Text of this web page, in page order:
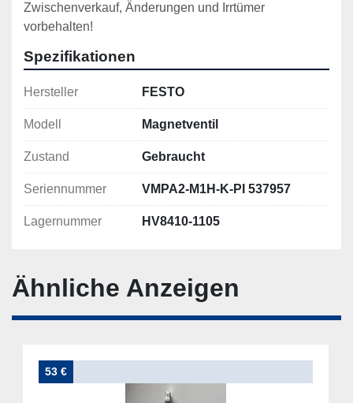
Zwischenverkauf, Änderungen und Irrtümer
vorbehalten!
Spezifikationen
Hersteller FESTO
Modell Magnetventil
Zustand Gebraucht
Seriennummer VMPA2-M1H-K-PI 537957
Lagernummer HV8410-1105
Ähnliche Anzeigen
53 €